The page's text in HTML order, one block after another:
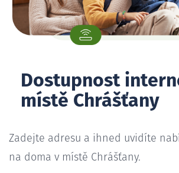
Dostupnost
místě Chrášťany
Zadejte adresu a ihned uvidíte
na doma v místě Chrášťany.